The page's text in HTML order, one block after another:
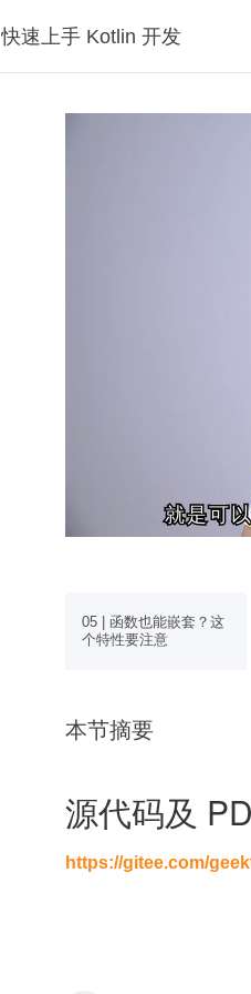
快速上手 Kotlin 开发
就是可
就是可
05 | 函数也能嵌套？这
个特性要注意
本节摘要
源代码及
https://gitee.com/